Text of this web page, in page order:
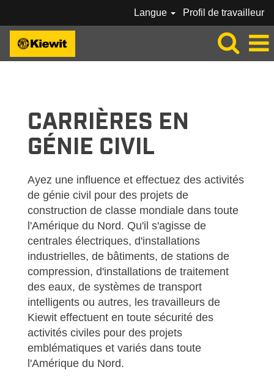
Langue Profil de travailleur
CARRIÈRES EN
GÉNIE CIVIL
Ayez une influence et effectuez des activités
de génie civil pour des projets de
construction de classe mondiale dans toute
l'Amérique du Nord. Qu'il s'agisse de
centrales électriques, d'installations
industrielles, de bâtiments, de stations de
compression, d'installations de traitement
des eaux, de systèmes de transport
intelligents ou autres, les travailleurs de
Kiewit effectuent en toute sécurité des
activités civiles pour des projets
emblématiques et variés dans toute
l'Amérique du Nord.